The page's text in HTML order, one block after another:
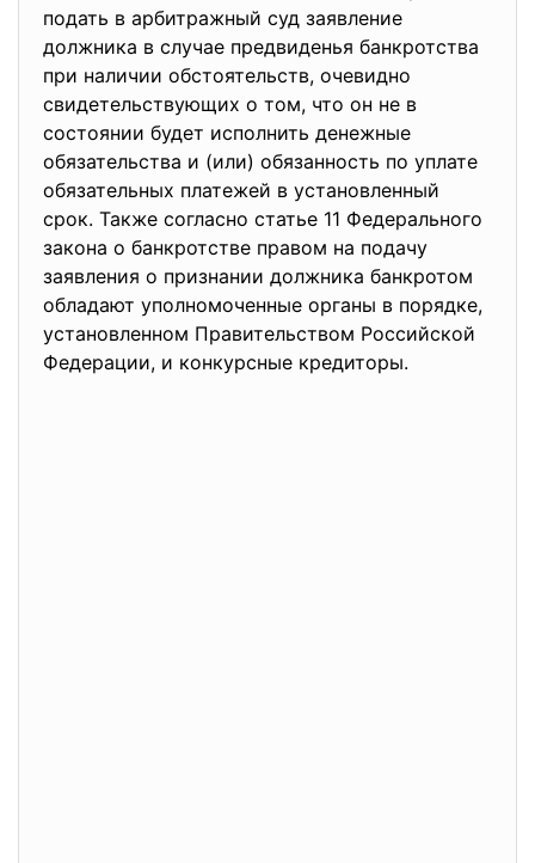
подать в арбитражный суд заявление
должника в случае предвиденья банкротства
при наличии обстоятельств, очевидно
свидетельствующих о том, что он не в
состоянии будет исполнить денежные
обязательства и (или) обязанность по уплате
обязательных платежей в установленный
срок. Также согласно статье 11 Федерального
закона о банкротстве правом на подачу
заявления о признании должника банкротом
обладают уполномоченные органы в порядке,
установленном Правительством Российской
Федерации, и конкурсные кредиторы.